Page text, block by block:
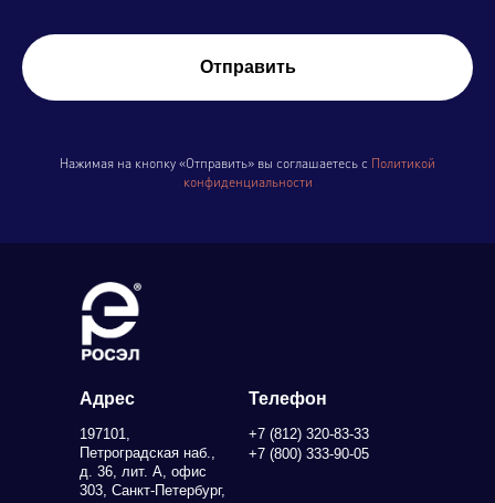
Отправить
Нажимая на кнопку «Отправить» вы соглашаетесь с
Политикой
конфиденциальности
197101,
Петроградская наб.,
д. 36, лит. А, офис
303, Санкт-Петербург,
+7 (812) 320-83-33
+7 (800) 333-90-05
Адрес Телефон